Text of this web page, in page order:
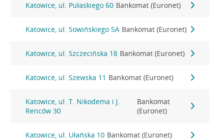
Katowice, ul. Pułaskiego 60 Bankomat (Euronet)
Katowice, ul. Sowińskiego 5A Bankomat (Euronet)
Katowice, ul. Szczecińska 18 Bankomat (Euronet)
Katowice, ul. Szewska 11 Bankomat (Euronet)
Katowice, ul. T. Nikodema i J.
Renców 30
Bankomat
(Euronet)
Katowice, ul. Ułańska 10 Bankomat (Euronet)